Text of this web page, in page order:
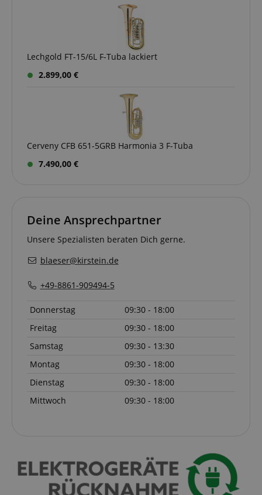
Lechgold FT-15/6L F-Tuba lackiert
2.899,00 €
Cerveny CFB 651-5GRB Harmonia 3 F-Tuba
7.490,00 €
Deine Ansprechpartner
Unsere Spezialisten beraten Dich gerne.
blaeser@kirstein.de
+49-8861-909494-5
Donnerstag
09:30 - 18:00
Freitag
09:30 - 18:00
Samstag
09:30 - 13:30
Montag
09:30 - 18:00
Dienstag
09:30 - 18:00
Mittwoch
09:30 - 18:00